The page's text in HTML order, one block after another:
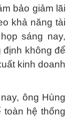
bảo giảm lãi
khả năng tài
sáng nay,
không để
kinh doanh
ông Hùng
toàn hệ thống